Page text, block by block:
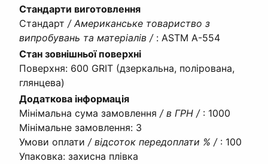
Стандарти виготовлення
Стандарт / Американське товариство з
випробувань та матеріалів / : ASTM A-554
Стан зовнішньої поверхні
Поверхня: 600 GRIT (дзеркальна, полірована,
глянцева)
Додаткова інформація
Мінімальна сума замовлення / в ГРН / : 1000
Мінімальне замовлення: 3
Умови оплати / відсоток передоплати % / : 100
Упаковка: захисна плівка